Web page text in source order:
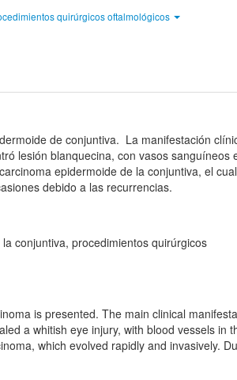
quirúrgicos oftalmológicos
de conjuntiva. La manifestación
lesión blanquecina, con vasos sanguíneos
epidermoide de la conjuntiva, el cual
debido a las recurrencias.
conjuntiva, procedimientos quirúrgicos
is presented. The main clinical
a whitish eye injury, with blood vessels in
which evolved rapidly and invasively.